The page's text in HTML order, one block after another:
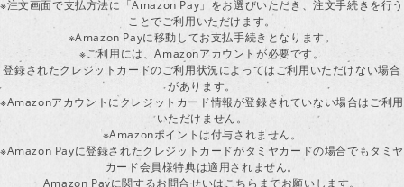
※注文画面で支払方法に「Amazon Pay」をお選びいただき、注文手続きを行う
ことでご利用いただけます。
※Amazon Payに移動してお支払手続きとなります。
※ご利用には、Amazonアカウントが必要です。
登録されたクレジットカードのご利用状況によってはご利用いただけない場合
があります。
※Amazonアカウントにクレジットカード情報が登録されていない場合はご利用
いただけません。
※Amazonポイントは付与されません。
※Amazon Payに登録されたクレジットカードがタミヤカードの場合でもタミヤ
カード会員様特典は適用されません。
Amazon Payに関するお問合せいはこちらまでお願いします。